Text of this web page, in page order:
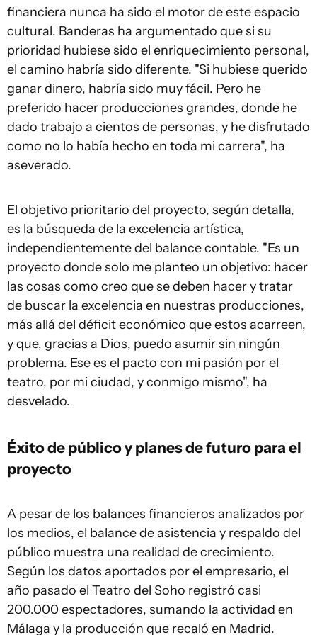
financiera nunca ha sido el motor de este espacio
cultural. Banderas ha argumentado que si su
prioridad hubiese sido el enriquecimiento personal,
el camino habría sido diferente. "Si hubiese querido
ganar dinero, habría sido muy fácil. Pero he
preferido hacer producciones grandes, donde he
dado trabajo a cientos de personas, y he disfrutado
como no lo había hecho en toda mi carrera", ha
aseverado.
El objetivo prioritario del proyecto, según detalla,
es la búsqueda de la excelencia artística,
independientemente del balance contable. "Es un
proyecto donde solo me planteo un objetivo: hacer
las cosas como creo que se deben hacer y tratar
de buscar la excelencia en nuestras producciones,
más allá del déficit económico que estos acarreen,
y que, gracias a Dios, puedo asumir sin ningún
problema. Ese es el pacto con mi pasión por el
teatro, por mi ciudad, y conmigo mismo", ha
desvelado.
Éxito de público y planes de futuro para el
proyecto
A pesar de los balances financieros analizados por
los medios, el balance de asistencia y respaldo del
público muestra una realidad de crecimiento.
Según los datos aportados por el empresario, el
año pasado el Teatro del Soho registró casi
200.000 espectadores, sumando la actividad en
Málaga y la producción que recaló en Madrid.